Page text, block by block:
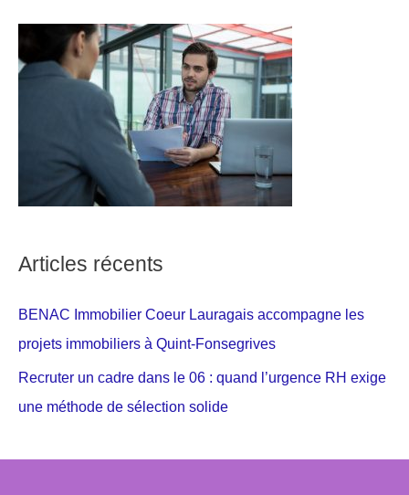
Articles récents
BENAC Immobilier Coeur Lauragais accompagne les
projets immobiliers à Quint-Fonsegrives
Recruter un cadre dans le 06 : quand l’urgence RH exige
une méthode de sélection solide